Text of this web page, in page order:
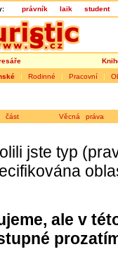
právník laik student
| Rodinné | Pracovní |
část Věcná práva
jste typ
ale v